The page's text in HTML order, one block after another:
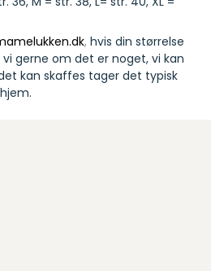
, hvis din størrelse
gerne om det er noget, vi kan
kan skaffes tager det typisk